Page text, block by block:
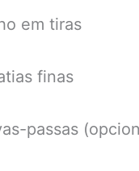
em tiras
finas
passas